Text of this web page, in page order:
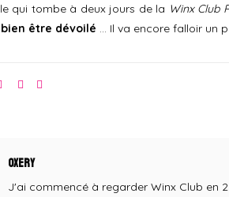
qui tombe à deux jours de la Winx Club
être dévoilé … Il va encore falloir un
Oxery
J'ai commencé à regarder Winx Club en